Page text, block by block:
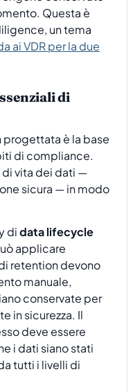
Questa è
un tema
ai VDR per la due
di
è la base
di compliance.
vita dei dati —
sicura — in modo
didata lifecycle
applicare
retention devono
manuale,
conservate per
in sicurezza. Il
deve essere
i dati siano stati
tutti i livelli di